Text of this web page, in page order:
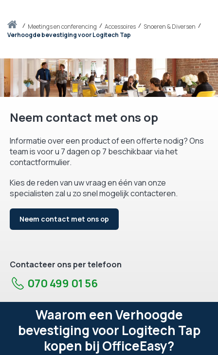
Thuismeetings en conferencing Accessoires
Snoeren & Diversen
Verhoogde bevestiging voor Logitech Tap
Neem contact met ons op
Informatie over een product of een offerte nodig? Ons
team is voor u 7 dagen op 7 beschikbaar via het
contactformulier.
Kies de reden van uw vraag en één van onze
specialisten zal u zo snel mogelijk contacteren.
Neem contact met ons op
Contacteer ons per telefoon
070 499 01 56
Waarom een Verhoogde
bevestiging voor Logitech Tap
kopen bij OfficeEasy?